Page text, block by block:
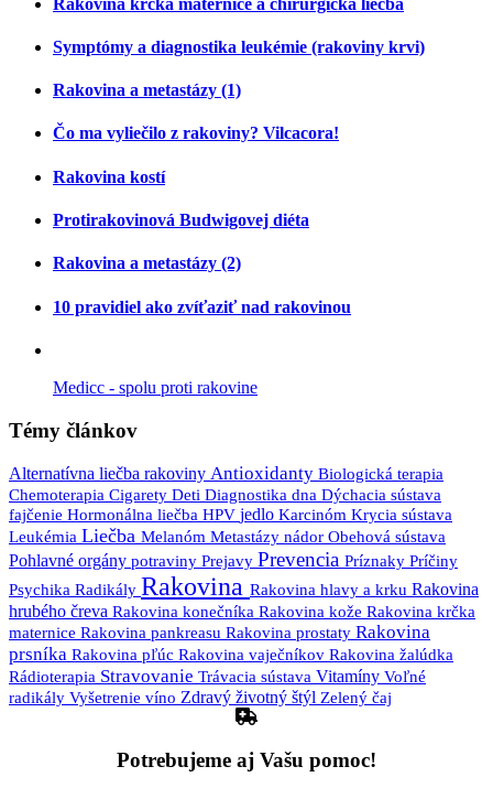
Symptómy a diagnostika leukémie (rakoviny krvi)
Rakovina a metastázy (1)
Čo ma vyliečilo z rakoviny? Vilcacora!
Rakovina kostí
Protirakovinová Budwigovej diéta
Rakovina a metastázy (2)
10 pravidiel ako zvíťaziť nad rakovinou
Medicc - spolu proti rakovine
Témy článkov
Alternatívna liečba rakoviny Antioxidanty Biologická terapia
Chemoterapia Cigarety Deti Diagnostika dna Dýchacia sústava
fajčenie Hormonálna liečba HPV jedlo Karcinóm Krycia sústava
Leukémia Liečba Melanóm Metastázy nádor Obehová sústava
Pohlavné orgány potraviny Prejavy Prevencia Príznaky Príčiny
Psychika Radikály Rakovina Rakovina hlavy a krku Rakovina
hrubého čreva Rakovina konečníka Rakovina kože Rakovina krčka
maternice Rakovina pankreasu Rakovina prostaty Rakovina
prsníka Rakovina pľúc Rakovina vaječníkov Rakovina žalúdka
Rádioterapia Stravovanie Trávacia sústava Vitamíny Voľné
radikály Vyšetrenie víno Zdravý životný štýl Zelený čaj
Potrebujeme aj Vašu pomoc!